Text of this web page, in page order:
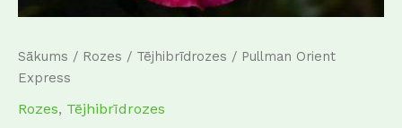
Sākums / Rozes / Tējhibrīdrozes / Pullman Orient
Express
Rozes, Tējhibrīdrozes